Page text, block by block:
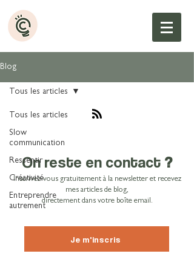
Blog
Tous les articles
Slow
communication
Ressentir
Créativité
Entreprendre
autrement
Tous les articles
On reste en contact ?
Inscrivez-vous gratuitement à la newsletter et recevez
mes articles de blog,
directement dans votre boîte email.
Je m'inscris